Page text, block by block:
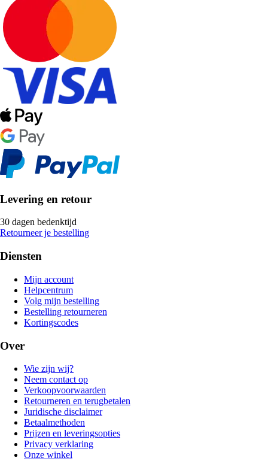
Levering en retour
30 dagen bedenktijd
Retourneer je bestelling
Diensten
Mijn account
Helpcentrum
Volg mijn bestelling
Bestelling retourneren
Kortingscodes
Over
Wie zijn wij?
Neem contact op
Verkoopvoorwaarden
Retourneren en terugbetalen
Juridische disclaimer
Betaalmethoden
Prijzen en leveringsopties
Privacy verklaring
Onze winkel